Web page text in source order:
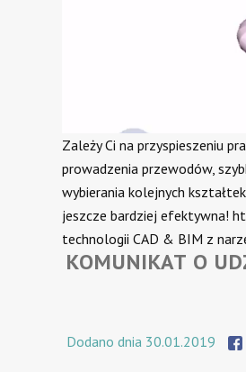
Zależy Ci na przyspieszeniu
prowadzenia przewodów,
wybierania kolejnych
jeszcze bardziej efektywna!
technologii CAD & BIM z
KOMUNIKAT O
Dodano dnia 30.01.2019